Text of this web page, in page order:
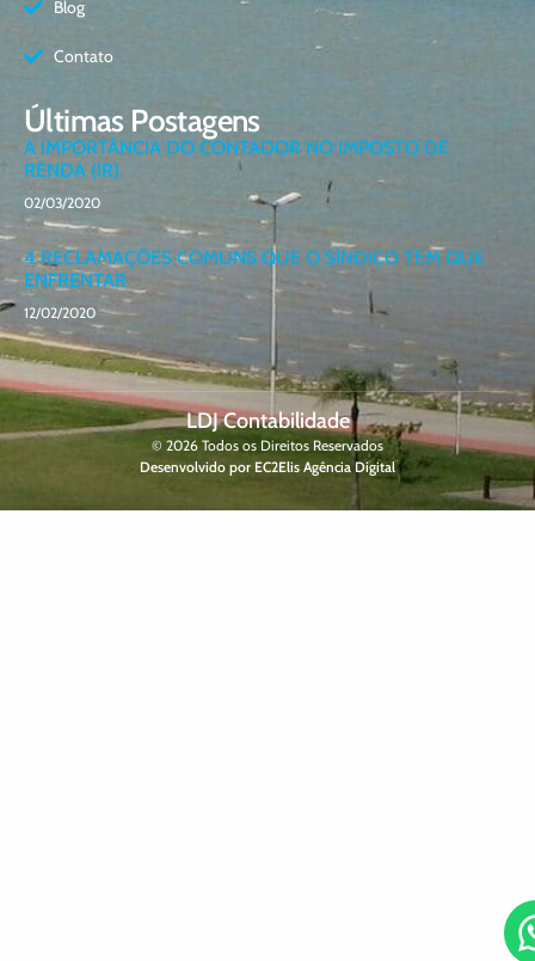
Blog
Contato
Últimas Postagens
A IMPORTÂNCIA DO CONTADOR NO IMPOSTO DE
RENDA (IR)
02/03/2020
4 RECLAMAÇÕES COMUNS QUE O SÍNDICO TEM QUE
ENFRENTAR
12/02/2020
LDJ Contabilidade
© 2026 Todos os Direitos Reservados
Desenvolvido por EC2Elis Agência Digital